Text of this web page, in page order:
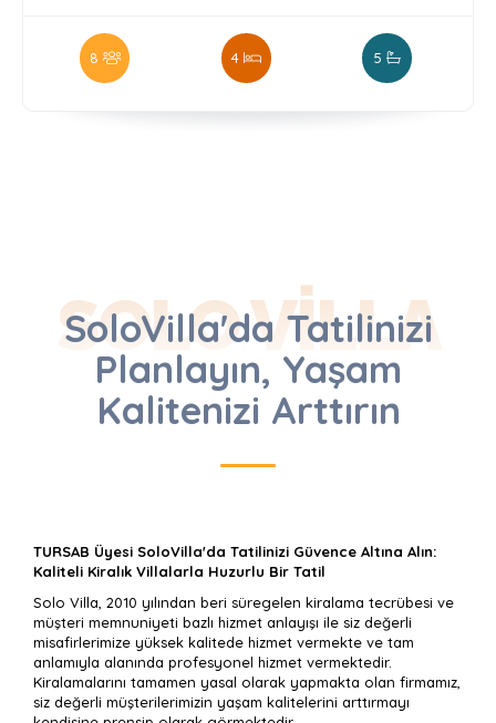
8 4 5
SoloVilla'da Tatilinizi
Planlayın, Yaşam
Kalitenizi Arttırın
SOLO VILLA
TURSAB Üyesi SoloVilla'da Tatilinizi Güvence Altına Alın:
Kaliteli Kiralık Villalarla Huzurlu Bir Tatil
Solo Villa, 2010 yılından beri süregelen kiralama tecrübesi ve
müşteri memnuniyeti bazlı hizmet anlayışı ile siz değerli
misafirlerimize yüksek kalitede hizmet vermekte ve tam
anlamıyla alanında profesyonel hizmet vermektedir.
Kiralamalarını tamamen yasal olarak yapmakta olan firmamız,
siz değerli müşterilerimizin yaşam kalitelerini arttırmayı